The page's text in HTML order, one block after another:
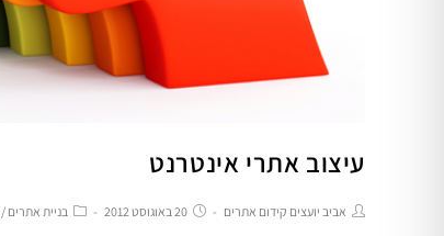
עיצוב אתרי אינטרנט
אביב יועצים קידום אתרים 20 באוגוסט 2012 בניית אתרים /